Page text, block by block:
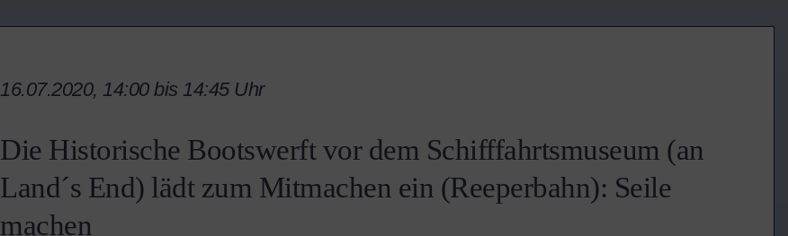
Die Historische Bootswerft vor dem Schifffahrtsmuseum (an
Land´s End) lädt zum Mitmachen ein (Reeperbahn): Seile
machen
16.07.2020, 14:00 bis 14:45 Uhr